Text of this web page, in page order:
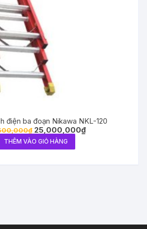
điện ba đoạn Nikawa NKL-120
₫ 25,000,000₫
THÊM VÀO GIỎ HÀNG